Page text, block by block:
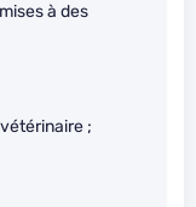
à des
;